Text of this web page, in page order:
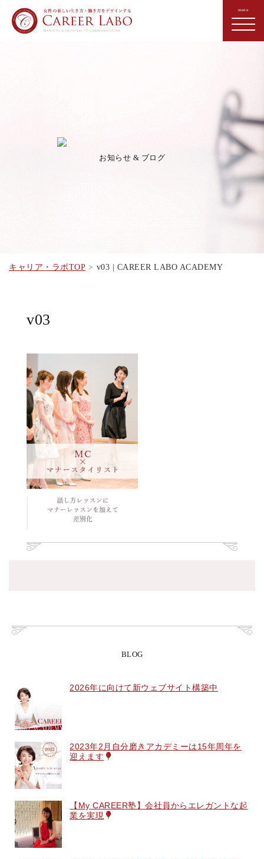
お知らせ & ブログ
キャリア・ラボTOP v03 | CAREER LABO ACADEMY
v03
BLOG
2026年に向けて新ウェブサイト構築中
2023年2月自分磨きアカデミーは15年周年を
迎えます
【My CAREER塾】会社員からエレガントな起
業を実現